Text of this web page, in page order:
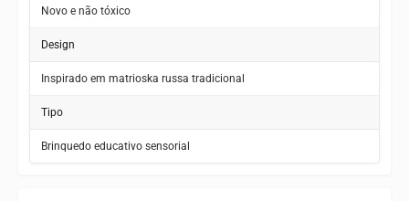
Novo e não tóxico
Design
Inspirado em matrioska russa tradicional
Tipo
Brinquedo educativo sensorial